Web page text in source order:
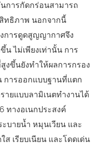
นการกัดกร่อนสามารถ
ทธิภาพ นอกจากนี้
การดูดสูญญากาศจึง
น ไม่เพียงเท่านั้น การ
งขึ้นยังทำให้ผลการกรอง
การออกแบบฐานที่แตก
ายแบบลามิเนตทำงานได้
ทางอเนกประสงค์
บายน้ำ หมุนเวียน และ
เรียบเนียน และโดดเด่น